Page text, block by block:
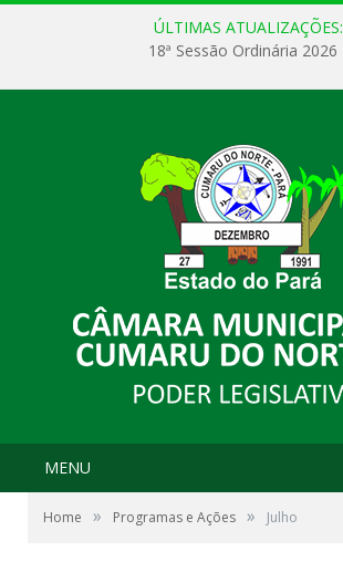
ÚLTIMAS ATUALIZAÇÕES:
18ª Sessão Ordinária 2026
MENU
Home » Programas e Ações » Julho